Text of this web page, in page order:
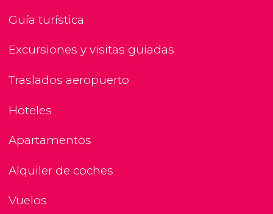
Guía turística
Excursiones y visitas guiadas
Traslados aeropuerto
Hoteles
Apartamentos
Alquiler de coches
Vuelos